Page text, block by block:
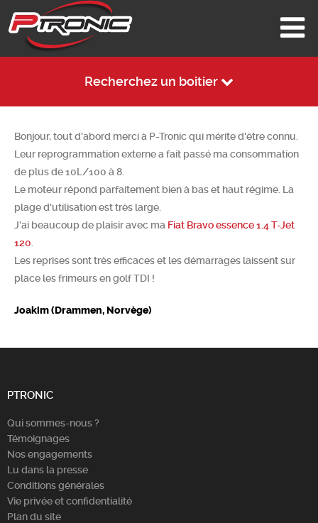
Recherchez un boitier
Bonjour, tout d'abord merci à P-Tronic qui mérite d'être connu.
Leur reprogrammation externe a fait passé ma consommation
de plus de 10L/100 à 8.
Le moteur répond parfaitement bien à bas et haut régime. La
plage d'utilisation est très large.
J'ai beaucoup de plaisir avec ma Fiat Bravo essence 1.4 T-Jet
120
Les reprises sont très efficaces et les démarrages laissent sur
place les frimeurs en golf TDI !
Joakim (Drammen, Norvège)
PTRONIC
Qui sommes-nous ?
Témoignages
Nos engagements
Lu dans la presse
Conditions générales
Vie privée et confidentialité
Plan du site